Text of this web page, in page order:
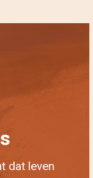
dat leven